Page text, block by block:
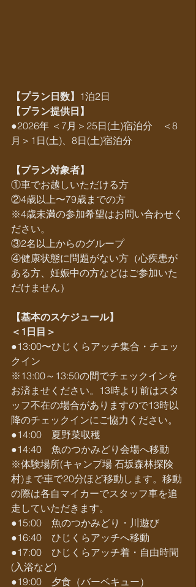
【プラン日数】 1泊2日
【プラン提供日】
●2026年 ＜7月＞25日(土)宿泊分　＜8
月＞1日(土)、8日(土)宿泊分
【プラン対象者】
①車でお越しいただける方
②4歳以上〜79歳までの方
※4歳未満の参加希望はお問い合わせく
ださい。
③2名以上からのグループ​​
④健康状態に問題がない方（心疾患が
ある方、妊娠中の方などはご参加いた
だけません）
【基本のスケジュール】
＜1日目＞
●13:00〜ひじくらアッチ集合・チェッ
クイン
※13:00～13:50の間でチェックインを
お済ませください。13時より前はスタ
ッフ不在の場合がありますので13時以
降のチェックインにご協力ください。
●14:00　夏野菜収穫
●14:40　魚のつかみどり会場へ移動
※体験場所(キャンプ場 石坂森林探険
村)まで車で20分ほど移動します。移動
の際は各自マイカーでスタッフ車を追
走していただきます。
●15:00　魚のつかみどり・川遊び
●16:40　ひじくらアッチへ移動
●17:00　ひじくらアッチ着・自由時間
(入浴など)
●19:00　夕食（バーベキュー）